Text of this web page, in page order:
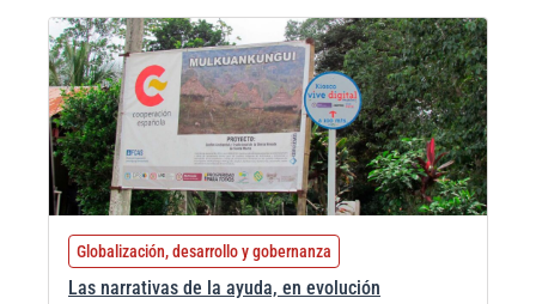
Globalización, desarrollo y gobernanza
Las narrativas de la ayuda, en evolución